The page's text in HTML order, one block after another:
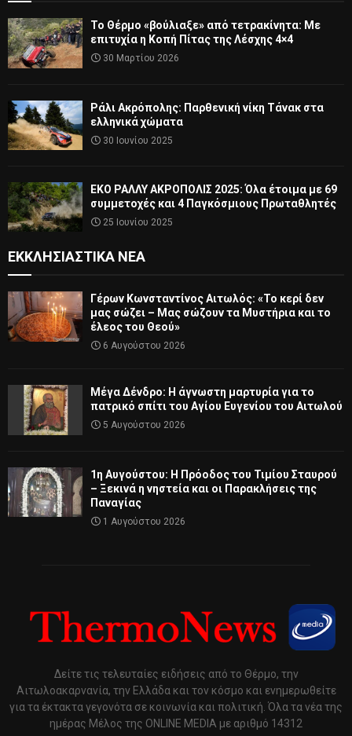
Το Θέρμο «βούλιαξε» από τετρακίνητα: Με
επιτυχία η Κοπή Πίτας της Λέσχης 4×4
30 Μαρτίου 2026
Ράλι Ακρόπολης: Παρθενική νίκη Τάνακ στα
ελληνικά χώματα
30 Ιουνίου 2025
ΕΚΟ ΡΑΛΛΥ ΑΚΡΟΠΟΛΙΣ 2025: Όλα έτοιμα με 69
συμμετοχές και 4 Παγκόσμιους Πρωταθλητές
25 Ιουνίου 2025
ΕΚΚΛΗΣΙΑΣΤΙΚΆ ΝΈΑ
Γέρων Κωνσταντίνος Αιτωλός: «Το κερί δεν
μας σώζει – Μας σώζουν τα Μυστήρια και το
έλεος του Θεού»
6 Αυγούστου 2026
Μέγα Δένδρο: Η άγνωστη μαρτυρία για το
πατρικό σπίτι του Αγίου Ευγενίου του Αιτωλού
5 Αυγούστου 2026
1η Αυγούστου: Η Πρόοδος του Τιμίου Σταυρού
– Ξεκινά η νηστεία και οι Παρακλήσεις της
Παναγίας
1 Αυγούστου 2026
Δείτε τις τελευταίες ειδήσεις από το Θέρμο, την
Αιτωλοακαρνανία, την Ελλάδα και τον κόσμο και ενημερωθείτε
για τα έκτακτα γεγονότα σε κοινωνία και πολιτική. Όλα τα νέα της
ημέρας Μέλος της ONLINE MEDIA με αριθμό 14312